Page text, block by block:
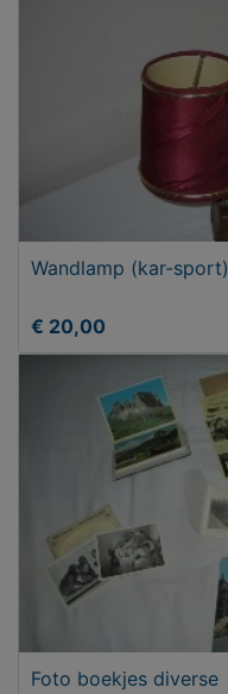
Wandlamp (kar-sport)
€ 20,00
Foto boekjes diverse